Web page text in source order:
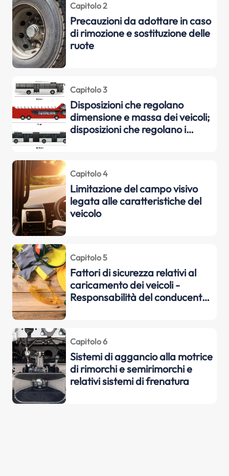
nonché rudimenti di pronto
soccorso
Capitolo 2
Precauzioni da adottare in caso
di rimozione e sostituzione delle
ruote
Capitolo 3
Disposizioni che regolano
dimensione e massa dei veicoli;
disposizioni che regolano i
Capitolo 4
Limitazione del campo visivo
legata alle caratteristiche del
veicolo
Capitolo 5
Fattori di sicurezza relativi al
caricamento dei veicoli -
Responsabilità del conducente
Capitolo 6
Sistemi di aggancio alla motrice
di rimorchi e semirimorchi e
relativi sistemi di frenatura